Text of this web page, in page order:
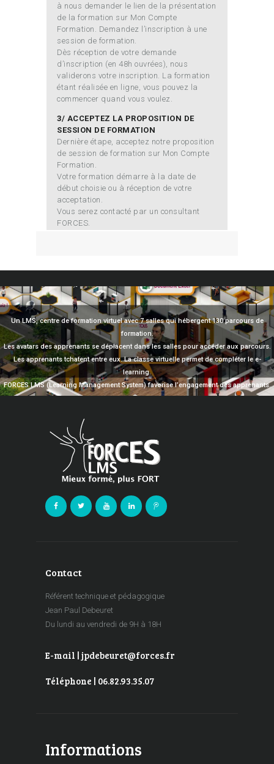
à nous demander le lien de la présentation
de la formation sur Mon Compte
Formation. Demandez l’inscription à une
session de formation.
Dès réception de votre demande
d’inscription (en 48h ouvrées), nous
validerons votre inscription. La formation
étant réalisée en ligne, vous pouvez la
commencer quand vous voulez.
3/ ACCEPTEZ LA PROPOSITION DE
SESSION DE FORMATION
Dernière étape, acceptez notre proposition
de session de formation sur Mon Compte
Formation.
Votre formation démarre à la date de
début choisie ou à réception de votre
acceptation.
Vous serez contacté par un consultant
FORCES.
Un LMS, centre de formation virtuel avec 7 salles qui hébergent 130 parcours de
formation.
Les avatars des apprenants se déplacent dans les salles pour accéder aux parcours.
Les apprenants tchatent entre eux. La classe virtuelle permet de compléter le e-
learning.
FORCES LMS (Learning Management System) favorise l’engagement des apprenants.
Contact
Référent technique et pédagogique
Jean Paul Debeuret
Du lundi au vendredi de 9H à 18H
E-mail | jpdebeuret@forces.fr
Téléphone | 06.82.93.35.07
Informations